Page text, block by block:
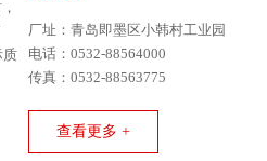
质
厂址：青岛即墨区小韩村工业园
电话：0532-88564000
传真：0532-88563775
查看更多 +